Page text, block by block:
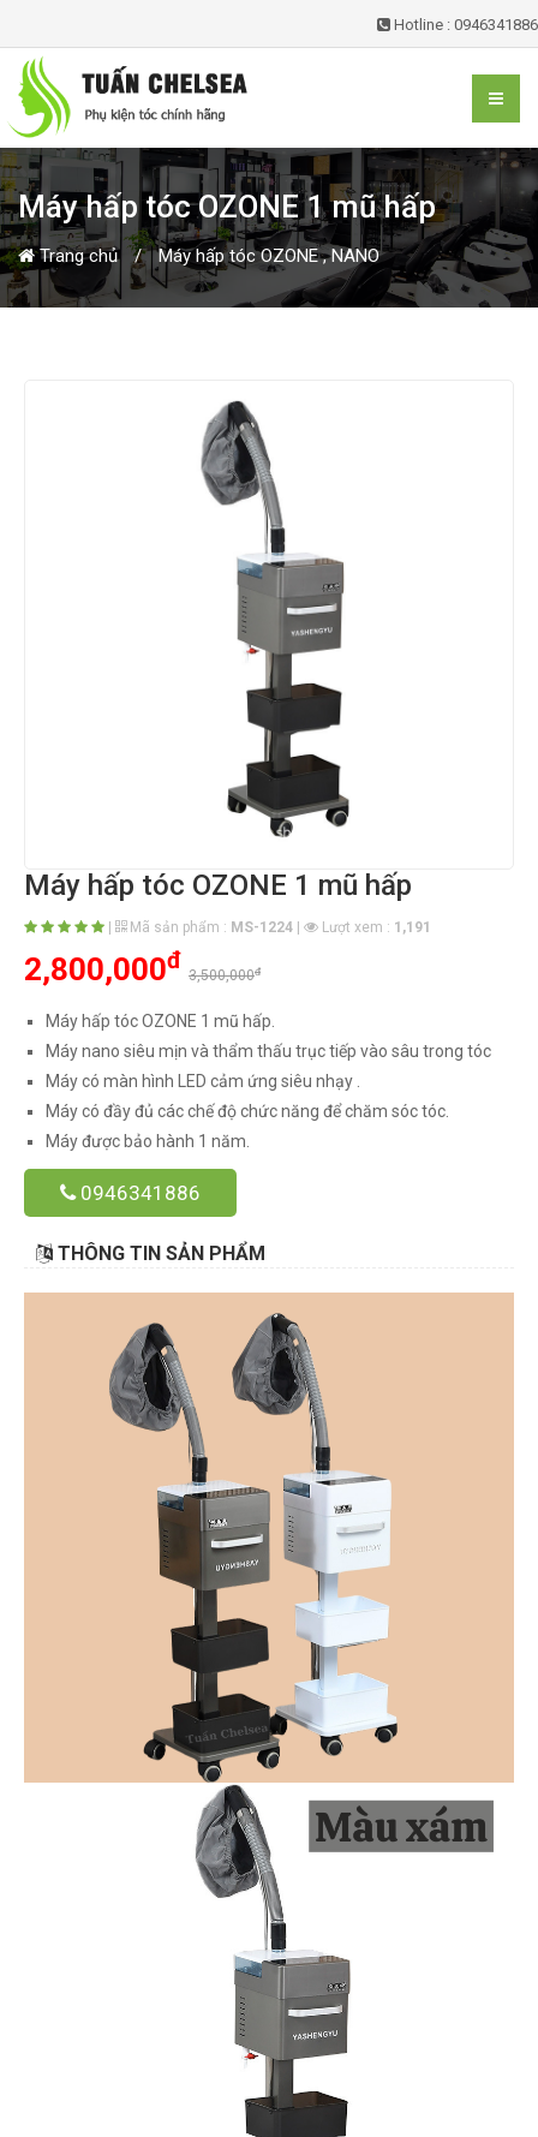
Hotline : 0946341886
Máy hấp tóc OZONE 1 mũ hấp
Trang chủ Máy hấp tóc OZONE , NANO
Máy hấp tóc OZONE 1 mũ hấp
Mã sản phẩm : MS-1224 Lượt xem : 1,191
2,800,000đ
3,500,000đ
Máy hấp tóc OZONE 1 mũ hấp.
Máy nano siêu mịn và thẩm thấu trục tiếp vào sâu trong tóc
Máy có màn hình LED cảm ứng siêu nhạy .
Máy có đầy đủ các chế độ chức năng để chăm sóc tóc.
Máy được bảo hành 1 năm.
0946341886
THÔNG TIN SẢN PHẨM